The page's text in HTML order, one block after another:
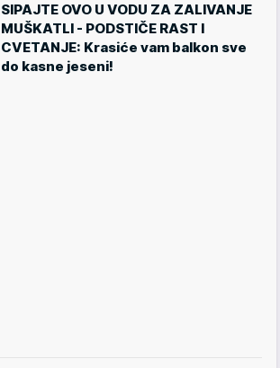
SIPAJTE OVO U VODU ZA ZALIVANJE
MUŠKATLI - PODSTIČE RAST I
CVETANJE: Krasiće vam balkon sve
do kasne jeseni!